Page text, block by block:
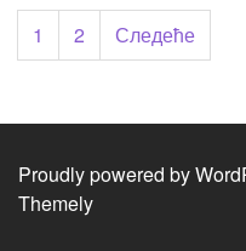
Пагинација
чланака
1 2 Следеће
Proudly powered by
Themely